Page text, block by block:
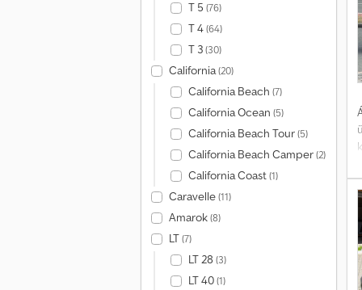
T 5 (76)
T 4(64)
T 3(30)
California(20)
California Beach (7)
California Ocean (5)
California Beach Tour(5)
California Beach Camper(2)
California Coast(1)
Caravelle(11)
Amarok(8)
LT(7)
LT 28 (3)
LT 40(1)